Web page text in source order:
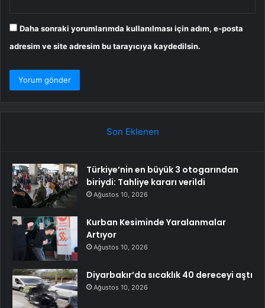
Daha sonraki yorumlarımda kullanılması için adım, e-posta
adresim ve site adresim bu tarayıcıya kaydedilsin.
Son Eklenen
Türkiye’nin en büyük 3 otogarından
biriydi: Tahliye kararı verildi
Ağustos 10, 2026
Kurban Kesiminde Yaralanmalar
Artıyor
Ağustos 10, 2026
Diyarbakır’da sıcaklık 40 dereceyi aştı
Ağustos 10, 2026